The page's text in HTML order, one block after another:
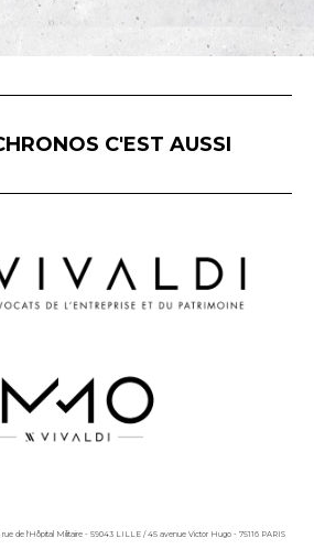
C'EST AUSSI
de l'Hôpital Militaire - 59043 LILLE / 45 avenue Victor Hugo - 75116 PARIS